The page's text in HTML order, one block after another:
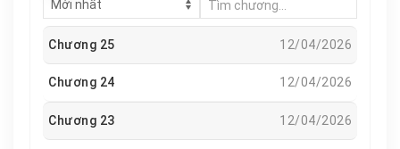
thứ.
“Bạn hối hận ? Nếu thành công, bạn sẽ biến mất đấy.”
mỉm , kiên quyết siết chặt ba lô và bước trong.
#ChuongnhocuaHoai
Chương 25 12/04/2026
Chương 24 12/04/2026
Chương 23 12/04/2026